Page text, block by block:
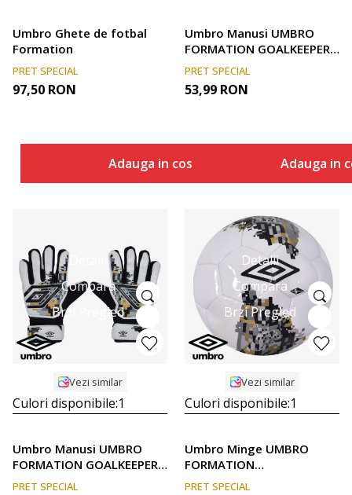
Umbro Ghete de fotbal
Formation
PRET SPECIAL
97,50 RON
Adauga in cos
Umbro Manusi UMBRO
FORMATION GOALKEEPER
GLOVE
PRET SPECIAL
53,99 RON
Adauga in
Compara
Brzi Pregled
Vezi similar
Culori disponibile:1
Umbro Manusi UMBRO
FORMATION GOALKEEPER
GLOVE - JNR
PRET SPECIAL
Detalii
Compara
Brzi Pregled
Vezi similar
Culori disponibile:1
Umbro Minge UMBRO
FORMATION
RECREATIONAL
PRET SPECIAL